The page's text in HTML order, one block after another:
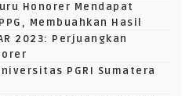
Honorer Mendapat
Membuahkan Hasil
2023: Perjuangkan
PGRI Sumatera